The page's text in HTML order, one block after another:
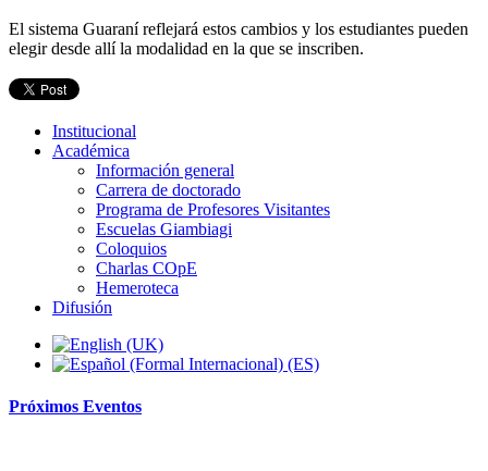
El sistema Guaraní reflejará estos cambios y los estudiantes pueden
elegir desde allí la modalidad en la que se inscriben.
Institucional
Académica
Información general
Carrera de doctorado
Programa de Profesores Visitantes
Escuelas Giambiagi
Coloquios
Charlas COpE
Hemeroteca
Difusión
Próximos Eventos